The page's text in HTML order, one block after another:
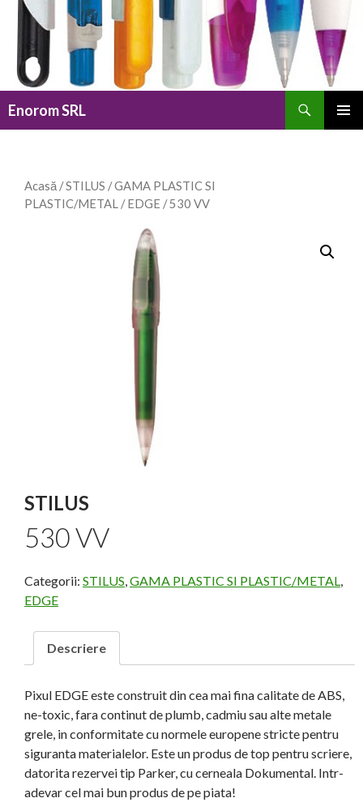
Enorom SRL
Acasă /STILUS /GAMA PLASTIC SI
PLASTIC/METAL /EDGE / 530 VV
STILUS
530 VV
Categorii: STILUS GAMA PLASTIC SI PLASTIC/METAL
EDGE
Descriere
Pixul EDGE este construit din cea mai fina calitate de ABS,
ne-toxic, fara continut de plumb, cadmiu sau alte metale
grele, in conformitate cu normele europene stricte pentru
siguranta materialelor. Este un produs de top pentru scriere,
datorita rezervei tip Parker, cu cerneala Dokumental. Intr-
adevar cel mai bun produs de pe piata!